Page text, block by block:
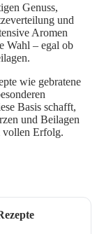
Genuss,
und
Aromen
Wahl – egal ob
wie gebratene
Basis schafft,
und Beilagen
vollen Erfolg.